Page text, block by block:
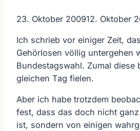
23. Oktober 200912. Oktober
Ich schrieb vor einiger Zeit,
Gehörlosen völlig untergehen
Bundestagswahl. Zumal diese
gleichen Tag fielen.
Aber ich habe trotzdem
fest, dass das doch nicht
ist, sondern von einigen